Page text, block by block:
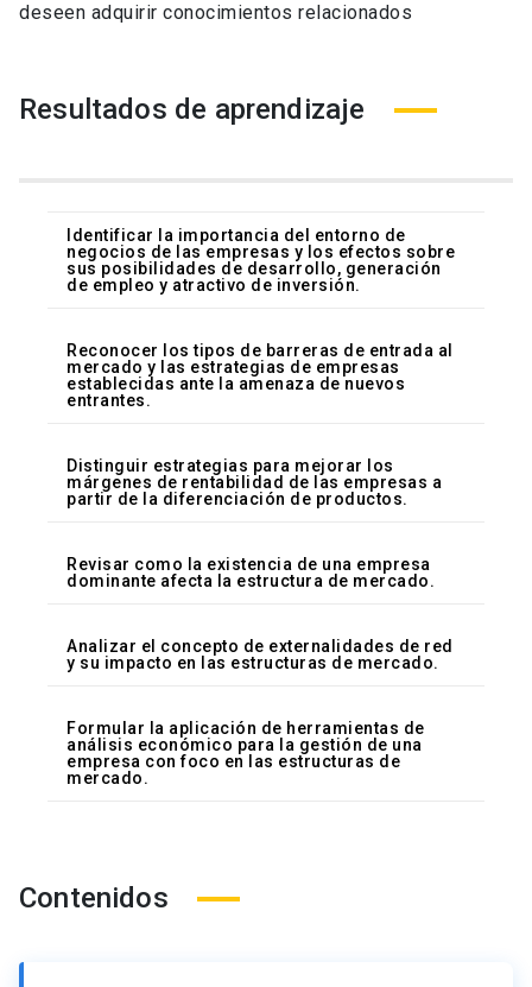
deseen adquirir conocimientos relacionados
Resultados de aprendizaje
Identificar la importancia del entorno de
negocios de las empresas y los efectos sobre
sus posibilidades de desarrollo, generación
de empleo y atractivo de inversión.
Reconocer los tipos de barreras de entrada al
mercado y las estrategias de empresas
establecidas ante la amenaza de nuevos
entrantes.
Distinguir estrategias para mejorar los
márgenes de rentabilidad de las empresas a
partir de la diferenciación de productos.
Revisar como la existencia de una empresa
dominante afecta la estructura de mercado.
Analizar el concepto de externalidades de red
y su impacto en las estructuras de mercado.
Formular la aplicación de herramientas de
análisis económico para la gestión de una
empresa con foco en las estructuras de
mercado.
Contenidos